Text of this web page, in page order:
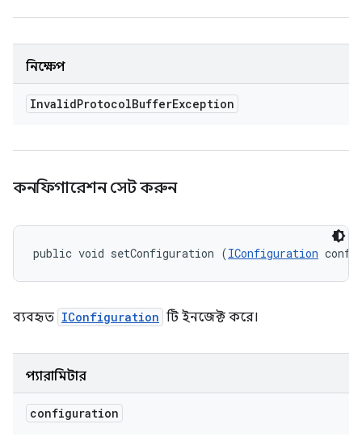
নিক্ষেপ
InvalidProtocolBufferException
কনফিগারেশন সেট করুন
public void setConfiguration (IConfiguration
ব্যবহৃত IConfiguration টি ইনজেক্ট করে।
প্যারামিটার
configuration